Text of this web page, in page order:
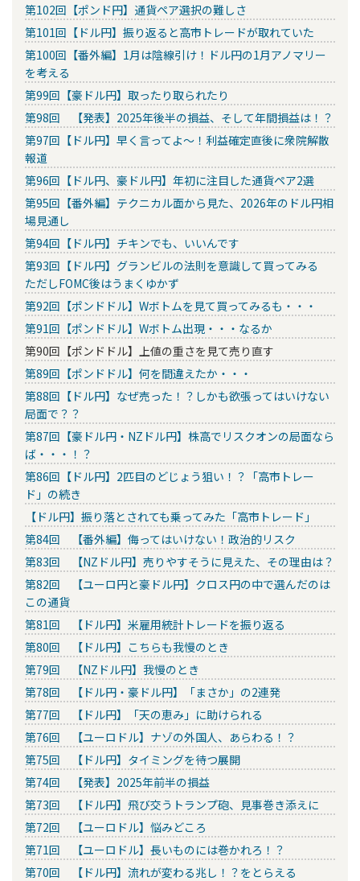
第102回【ポンド円】通貨ペア選択の難しさ
第101回【ドル円】振り返ると高市トレードが取れていた
第100回【番外編】1月は陰線引け！ドル円の1月アノマリー
を考える
第99回【豪ドル円】取ったり取られたり
第98回 【発表】2025年後半の損益、そして年間損益は！？
第97回【ドル円】早く言ってよ～！利益確定直後に衆院解散
報道
第96回【ドル円、豪ドル円】年初に注目した通貨ペア2選
第95回【番外編】テクニカル面から見た、2026年のドル円相
場見通し
第94回【ドル円】チキンでも、いいんです
第93回【ドル円】グランビルの法則を意識して買ってみる
ただしFOMC後はうまくゆかず
第92回【ポンドドル】Wボトムを見て買ってみるも・・・
第91回【ポンドドル】Wボトム出現・・・なるか
第90回【ポンドドル】上値の重さを見て売り直す
第89回【ポンドドル】何を間違えたか・・・
第88回【ドル円】なぜ売った！？しかも欲張ってはいけない
局面で？？
第87回【豪ドル円・NZドル円】株高でリスクオンの局面なら
ば・・・！？
第86回【ドル円】2匹目のどじょう狙い！？「高市トレー
ド」の続き
【ドル円】振り落とされても乗ってみた「高市トレード」
第84回 【番外編】侮ってはいけない！政治的リスク
第83回 【NZドル円】売りやすそうに見えた、その理由は？
第82回 【ユーロ円と豪ドル円】クロス円の中で選んだのは
この通貨
第81回 【ドル円】米雇用統計トレードを振り返る
第80回 【ドル円】こちらも我慢のとき
第79回 【NZドル円】我慢のとき
第78回 【ドル円・豪ドル円】「まさか」の2連発
第77回 【ドル円】「天の恵み」に助けられる
第76回 【ユーロドル】ナゾの外国人、あらわる！？
第75回 【ドル円】タイミングを待つ展開
第74回 【発表】2025年前半の損益
第73回 【ドル円】飛び交うトランプ砲、見事巻き添えに
第72回 【ユーロドル】悩みどころ
第71回 【ユーロドル】長いものには巻かれろ！？
第70回 【ドル円】流れが変わる兆し！？をとらえる